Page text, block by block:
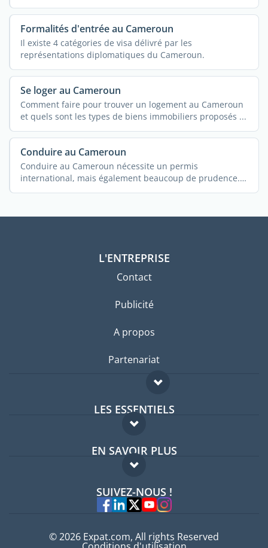
Formalités d'entrée au Cameroun
Il existe 4 catégories de visa délivré par les
représentations diplomatiques du Cameroun.
Se loger au Cameroun
Comment faire pour trouver un logement au Cameroun
et quels sont les types de biens immobiliers proposés ...
Conduire au Cameroun
Conduire au Cameroun nécessite un permis
international, mais également beaucoup de prudence.
...
L'ENTREPRISE
Contact
Publicité
A propos
Partenariat
LES ESSENTIELS
Forum expatriés
Guides pays
EN SAVOIR PLUS
FAQ
Experts
SUIVEZ-NOUS !
© 2026 Expat.com, All rights Reserved